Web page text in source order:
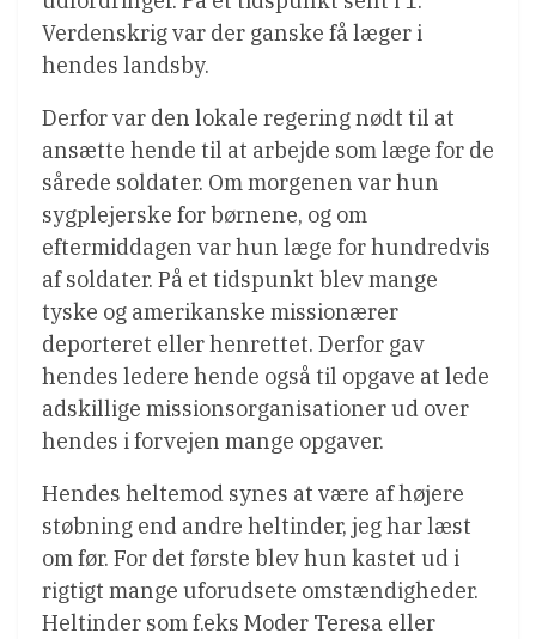
Verdenskrig var der ganske få læger i
hendes landsby.
Derfor var den lokale regering nødt til at
ansætte hende til at arbejde som læge for de
sårede soldater. Om morgenen var hun
sygplejerske for børnene, og om
eftermiddagen var hun læge for hundredvis
af soldater. På et tidspunkt blev mange
tyske og amerikanske missionærer
deporteret eller henrettet. Derfor gav
hendes ledere hende også til opgave at lede
adskillige missionsorganisationer ud over
hendes i forvejen mange opgaver.
Hendes heltemod synes at være af højere
støbning end andre heltinder, jeg har læst
om før. For det første blev hun kastet ud i
rigtigt mange uforudsete omstændigheder.
Heltinder som f.eks Moder Teresa eller